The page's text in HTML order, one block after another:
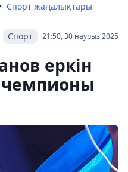
Спорт жаңалықтары
21:50, 30 наурыз 2025
Спорт
еркін
чемпионы